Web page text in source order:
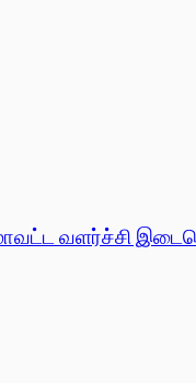
மாவட்ட வளர்ச்சி